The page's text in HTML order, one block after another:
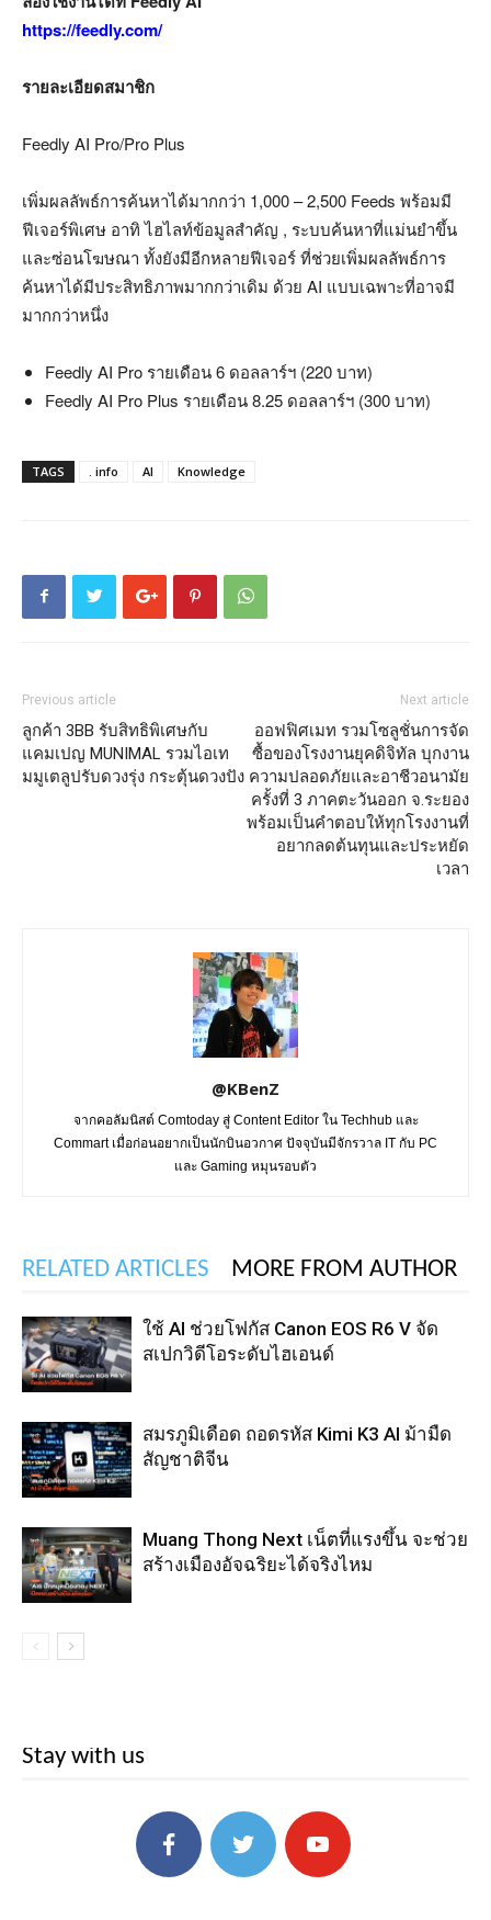
https://feedly.com/
รายละเอียดสมาชิก
Feedly AI Pro/Pro Plus
เพิ่มผลลัพธ์การค้นหาได้มากกว่า 1,000 – 2,500 Feeds พร้อมมี
ฟีเจอร์พิเศษ อาทิ ไฮไลท์ข้อมูลสำคัญ , ระบบค้นหาที่แม่นยำขึ้น
และซ่อนโฆษณา ทั้งยังมีอีกหลายฟีเจอร์ ที่ช่วยเพิ่มผลลัพธ์การ
ค้นหาได้มีประสิทธิภาพมากกว่าเดิม ด้วย AI แบบเฉพาะที่อาจมี
มากกว่าหนึ่ง
Feedly AI Pro รายเดือน 6 ดอลลาร์ฯ (220 บาท)
Feedly AI Pro Plus รายเดือน 8.25 ดอลลาร์ฯ (300 บาท)
TAGS . info AI Knowledge
Previous article
ลูกค้า 3BB รับสิทธิพิเศษกับ
แคมเปญ MUNIMAL รวมไอเท
มมูเตลูปรับดวงรุ่ง กระตุ้นดวงปัง
Next article
ออฟฟิศเมท รวมโซลูชั่นการจัด
ซื้อของโรงงานยุคดิจิทัล บุกงาน
ความปลอดภัยและอาชีวอนามัย
ครั้งที่ 3 ภาคตะวันออก จ.ระยอง
พร้อมเป็นคำตอบให้ทุกโรงงานที่
อยากลดต้นทุนและประหยัด
เวลา
@KBenZ
จากคอลัมนิสต์ Comtoday สู่ Content Editor ใน Techhub และ
Commart เมื่อก่อนอยากเป็นนักบินอวกาศ ปัจจุบันมีจักรวาล IT กับ PC
และ Gaming หมุนรอบตัว
RELATED ARTICLES MORE FROM AUTHOR
ใช้ AI ช่วยโฟกัส Canon EOS R6 V จัด
สเปกวิดีโอระดับไฮเอนด์
สมรภูมิเดือด ถอดรหัส Kimi K3 AI ม้ามืด
สัญชาติจีน
Muang Thong Next เน็ตที่แรงขึ้น จะช่วย
สร้างเมืองอัจฉริยะได้จริงไหม
Stay with us